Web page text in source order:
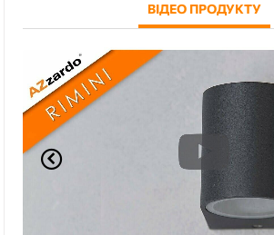
ВІДЕО ПРОДУКТУ